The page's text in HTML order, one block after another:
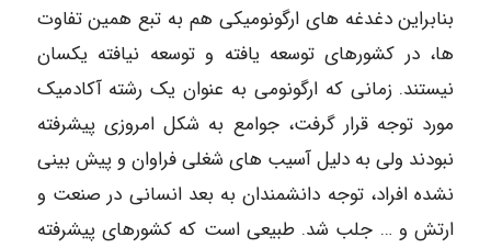
بنابراین دغدغه های ارگونومیکی هم به تبع همین تفاوت
ها، در کشورهای توسعه یافته و توسعه نیافته یکسان
نیستند. زمانی که ارگونومی به عنوان یک رشته آکادمیک
مورد توجه قرار گرفت، جوامع به شکل امروزی پیشرفته
نبودند ولی به دلیل آسیب های شغلی فراوان و پیش بینی
نشده افراد، توجه دانشمندان به بعد انسانی در صنعت و
ارتش و … جلب شد. طبیعی است که کشورهای پیشرفته